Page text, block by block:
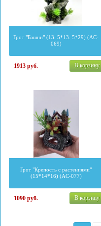
Грот "Башни" (13. 5*13. 5*29) (AC-
069)
1913руб. В корзину
Грот "Крепость с растениями"
(15*14*16) (AC-077)
1090руб. В корзину